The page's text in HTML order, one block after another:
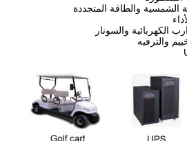
الشمسية والطاقة المتجددة
الكهربائية والسونار
والترفيه